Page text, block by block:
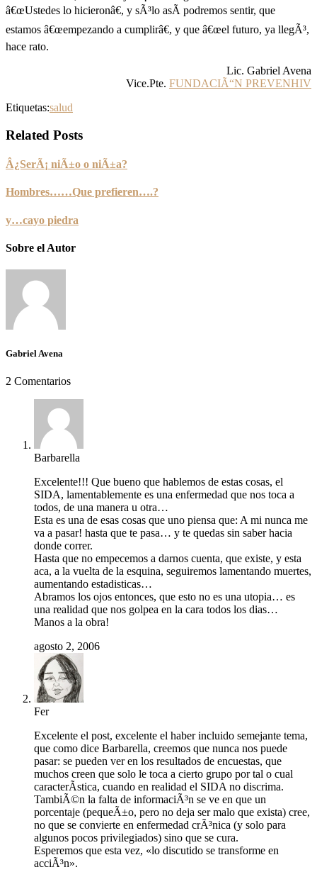
â€œUstedes lo hicieronâ€, y sÃ³lo asÃ­ podremos sentir, que
estamos â€œempezando a cumplirâ€, y que â€œel futuro, ya llegÃ³,
hace rato.
Lic. Gabriel Avena
Vice.Pte. FUNDACIÃ“N PREVENHIV
Etiquetas:salud
Related Posts
Â¿SerÃ¡ niÃ±o o niÃ±a?
Hombres……Que prefieren….?
y…cayo piedra
Sobre el Autor
Gabriel Avena
2 Comentarios
Barbarella
Excelente!!! Que bueno que hablemos de estas cosas, el
SIDA, lamentablemente es una enfermedad que nos toca a
todos, de una manera u otra…
Esta es una de esas cosas que uno piensa que: A mi nunca me
va a pasar! hasta que te pasa… y te quedas sin saber hacia
donde correr.
Hasta que no empecemos a darnos cuenta, que existe, y esta
aca, a la vuelta de la esquina, seguiremos lamentando muertes,
aumentando estadisticas…
Abramos los ojos entonces, que esto no es una utopia… es
una realidad que nos golpea en la cara todos los dias…
Manos a la obra!
agosto 2, 2006
Fer
Excelente el post, excelente el haber incluido semejante tema,
que como dice Barbarella, creemos que nunca nos puede
pasar: se pueden ver en los resultados de encuestas, que
muchos creen que solo le toca a cierto grupo por tal o cual
caracterÃ­stica, cuando en realidad el SIDA no discrima.
TambiÃ©n la falta de informaciÃ³n se ve en que un
porcentaje (pequeÃ±o, pero no deja ser malo que exista) cree,
no que se convierte en enfermedad crÃ³nica (y solo para
algunos pocos privilegiados) sino que se cura.
Esperemos que esta vez, «lo discutido se transforme en
acciÃ³n».